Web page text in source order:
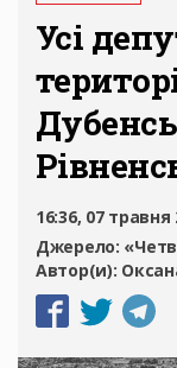
Усі
16:36, 07 травня
Джерело:
Автор(и):